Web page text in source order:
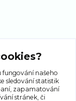
fungování našeho
sledování statistik
zapamatování
stránek, či